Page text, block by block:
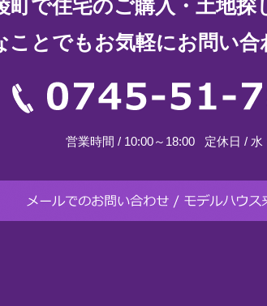
町で住宅のご購入・土地探
ことでもお気軽にお問い合
営業時間 / 10:00～18:00 定休日 / 水